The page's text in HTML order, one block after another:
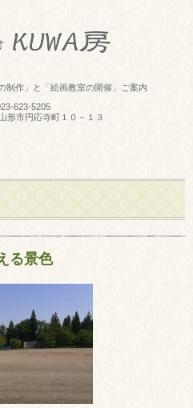
制作」と「絵画教室の開催」ご案内
623-5205
形市円応寺町１０－１３
る景色